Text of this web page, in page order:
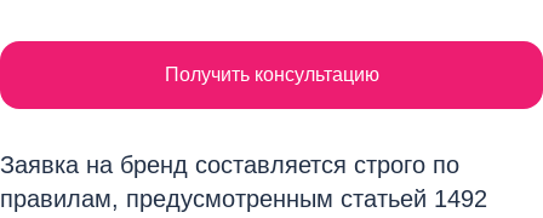
Получить консультацию
Заявка на бренд составляется строго по
правилам, предусмотренным статьей 1492